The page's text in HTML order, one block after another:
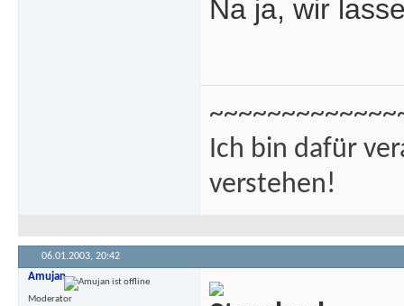
Na ja, wir
Ich bin dafür
verstehen!
06.01.2003, 20:42
Amujan
Moderator